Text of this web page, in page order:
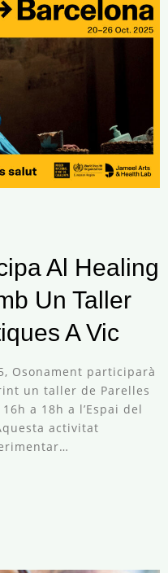
Al Healing
Un Taller
A Vic
Osonament participarà
un taller de Parelles
a 18h a l’Espai del
activitat